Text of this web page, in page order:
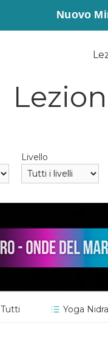
Nuovo
Livello
Tutti Yoga Nidra